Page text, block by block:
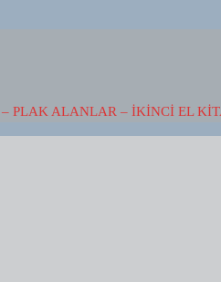
PLAK ALANLAR – İKINCI EL